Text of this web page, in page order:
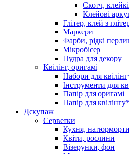
Скотч,
Клейові
Глітер, клей з
Маркери
Фарби, рідкі
Мікробісер
Пудра для декору
Квілінг, оригамі
Набори для
Інструменти для
Папір для оригамі
Папір для квілінгу*
Декупаж
Серветки
Кухня, натюрморти
Квіти, рослини
Візерунки, фон